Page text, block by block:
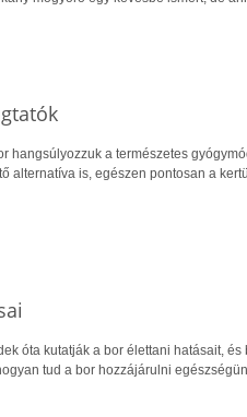
hangsúlyozzuk a természetes
alternatíva is, egészen pontosan a
óta kutatják a bor élettani hatásait,
tud a bor hozzájárulni